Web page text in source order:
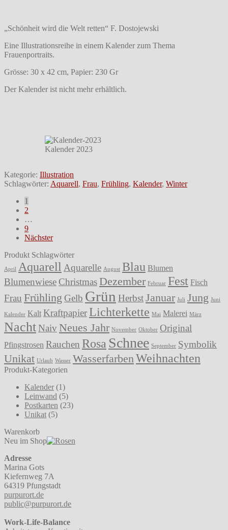
„Schönheit wird die Welt retten“ F. Dostojewski
Eine Illustrationsreihe in einem Kalender zum Thema
Frauenportraits.
Grösse: 30 x 42 cm, Papier: 230 Gr
Der Kalender ist nicht mehr erhältlich.
Kalender 2023
Kategorie: Illustration
Schlagwörter: Aquarell, Frau, Frühling, Kalender, Winter
Seitennummerierung
der
Beiträge
1
2
…
9
Nächster
Produkt Schlagwörter
April Aquarell Aquarelle August Blau Blumen
Blumenwiese ChristmasDezember Februar Fest Fisch
Frau Frühling Gelb Grün HerbstJanuar Juli Jung Juni
Kalender Kalt Kraftpapier Lichterkette Mai Malerei März
NachtNaivNeues Jahr November Oktober Original
Pfingstrosen Rauchen Rosa Schnee September Symbolik
Unikat Urlaub Wasser WasserfarbenWeihnachten
Produkt-Kategorien
Kalender (1)
Leinwand (5)
Postkarten (23)
Unikat (5)
Warenkorb
Neu im Shop
Adresse
Marina Gots
Kiefernweg 7A
64319 Pfungstadt
purpurort.de
public@purpurort.de
Work-Life-Balance